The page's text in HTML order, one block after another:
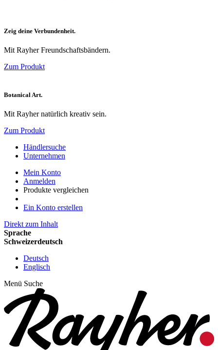
Zeig deine Verbundenheit.
Mit Rayher Freundschaftsbändern.
Zum Produkt
Botanical Art.
Mit Rayher natürlich kreativ sein.
Zum Produkt
Händlersuche
Unternehmen
Mein Konto
Anmelden
Produkte vergleichen
Ein Konto erstellen
Direkt zum Inhalt
Sprache
Schweizerdeutsch
Deutsch
Englisch
Menü Suche